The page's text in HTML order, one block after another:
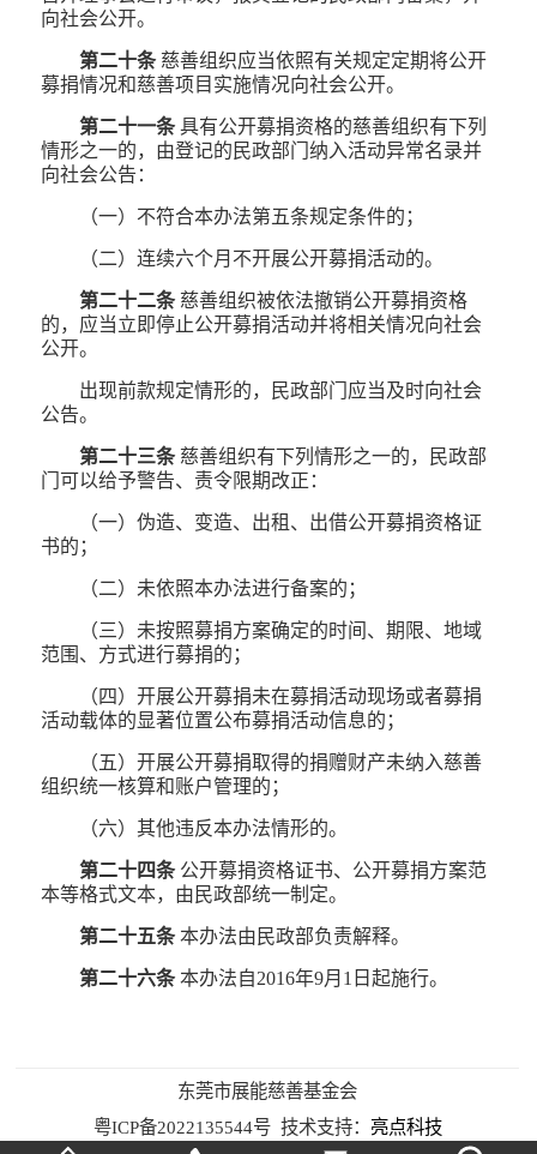
向社会公开。
第二十条慈善组织应当依照有关规定定期将公开
募捐情况和慈善项目实施情况向社会公开。
第二十一条具有公开募捐资格的慈善组织有下列
情形之一的，由登记的民政部门纳入活动异常名录并
向社会公告：
（一）不符合本办法第五条规定条件的；
（二）连续六个月不开展公开募捐活动的。
第二十二条慈善组织被依法撤销公开募捐资格
的，应当立即停止公开募捐活动并将相关情况向社会
公开。
出现前款规定情形的，民政部门应当及时向社会
公告。
第二十三条慈善组织有下列情形之一的，民政部
门可以给予警告、责令限期改正：
（一）伪造、变造、出租、出借公开募捐资格证
书的；
（二）未依照本办法进行备案的；
（三）未按照募捐方案确定的时间、期限、地域
范围、方式进行募捐的；
（四）开展公开募捐未在募捐活动现场或者募捐
活动载体的显著位置公布募捐活动信息的；
（五）开展公开募捐取得的捐赠财产未纳入慈善
组织统一核算和账户管理的；
（六）其他违反本办法情形的。
第二十四条公开募捐资格证书、公开募捐方案范
本等格式文本，由民政部统一制定。
第二十五条本办法由民政部负责解释。
第二十六条本办法自2016年9月1日起施行。
东莞市展能慈善基金会
粤ICP备2022135544号 技术支持： 亮点科技